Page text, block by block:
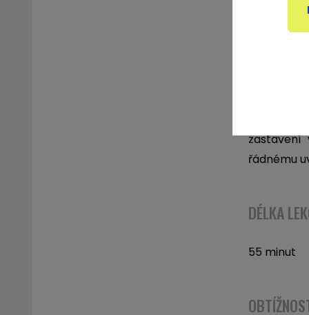
zastavení
řádnému
DÉLKA
55 minut